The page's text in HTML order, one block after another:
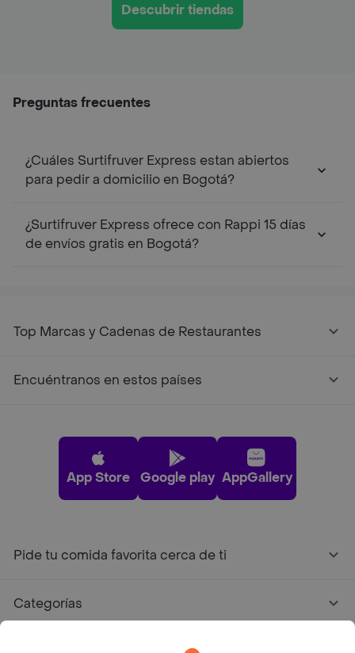
Descubrir tiendas
Preguntas frecuentes
¿Cuáles Surtifruver Express estan abiertos
para pedir a domicilio en Bogotá?
¿Surtifruver Express ofrece con Rappi 15 días
de envíos gratis en Bogotá?
Top Marcas y Cadenas de Restaurantes
Encuéntranos en estos países
App Store Google play AppGallery
Pide tu comida favorita cerca de ti
Categorías